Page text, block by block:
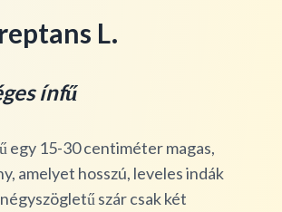
L.
ínfű
egy 15-30 centiméter magas,
amelyet hosszú, leveles indák
szár csak két